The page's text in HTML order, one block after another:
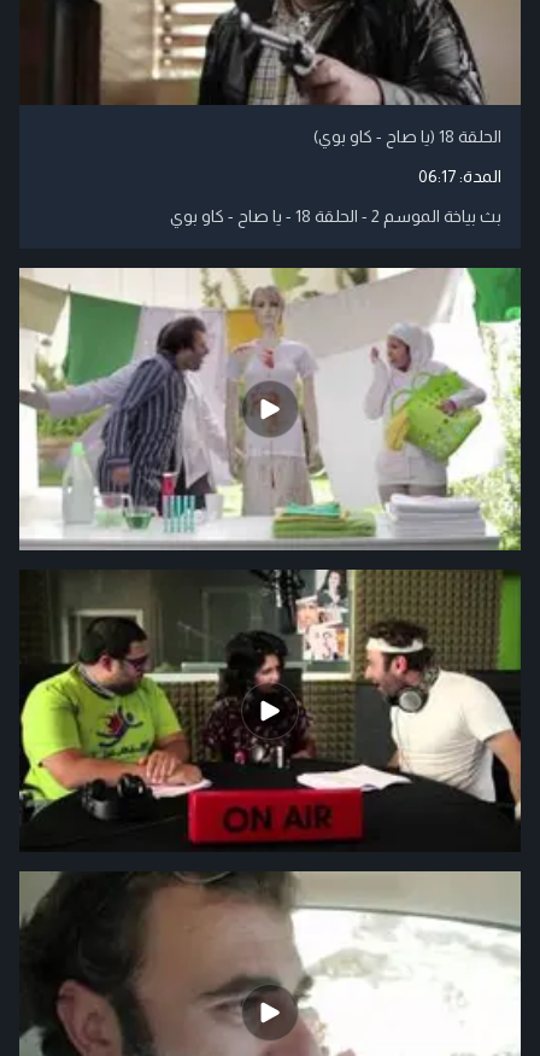
الحلقة 18 (يا صاح - كاو بوي)
المدة:06:17
بث بياخة الموسم 2 - الحلقة 18 - يا صاح - كاو بوي